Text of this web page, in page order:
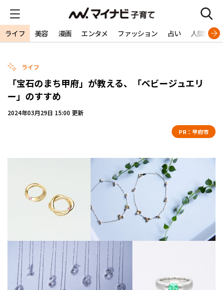
ライフ 美容 漫画 エンタメ ファッション 占い 人間関係
ライフ
「宝石のまち甲府」が教える、「ベビージュエリ
ー」のすすめ
2024年03月29日 15:00 更新
PR： 甲府市